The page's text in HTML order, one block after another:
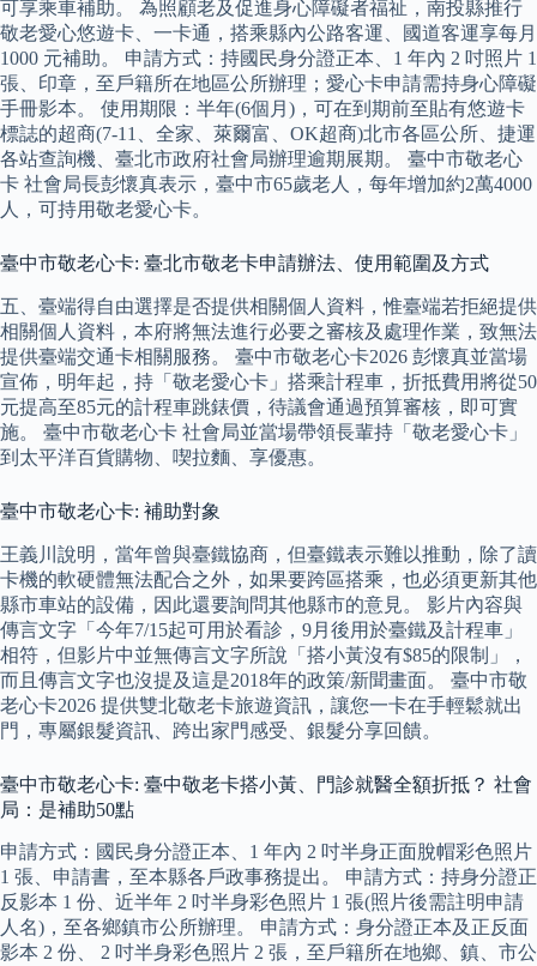
可享乘車補助。 為照顧老及促進身心障礙者福祉，南投縣推行
敬老愛心悠遊卡、一卡通，搭乘縣內公路客運、國道客運享每月
1000 元補助。 申請方式：持國民身分證正本、1 年內 2 吋照片 1
張、印章，至戶籍所在地區公所辦理；愛心卡申請需持身心障礙
手冊影本。 使用期限：半年(6個月)，可在到期前至貼有悠遊卡
標誌的超商(7-11、全家、萊爾富、OK超商)北市各區公所、捷運
各站查詢機、臺北市政府社會局辦理逾期展期。 臺中市敬老心
卡 社會局長彭懷真表示，臺中市65歲老人，每年增加約2萬4000
人，可持用敬老愛心卡。
臺中市敬老心卡: 臺北市敬老卡申請辦法、使用範圍及方式
五、臺端得自由選擇是否提供相關個人資料，惟臺端若拒絕提供
相關個人資料，本府將無法進行必要之審核及處理作業，致無法
提供臺端交通卡相關服務。 臺中市敬老心卡2026 彭懷真並當場
宣佈，明年起，持「敬老愛心卡」搭乘計程車，折抵費用將從50
元提高至85元的計程車跳錶價，待議會通過預算審核，即可實
施。 臺中市敬老心卡 社會局並當場帶領長輩持「敬老愛心卡」
到太平洋百貨購物、喫拉麵、享優惠。
臺中市敬老心卡: 補助對象
王義川說明，當年曾與臺鐵協商，但臺鐵表示難以推動，除了讀
卡機的軟硬體無法配合之外，如果要跨區搭乘，也必須更新其他
縣市車站的設備，因此還要詢問其他縣市的意見。 影片內容與
傳言文字「今年7/15起可用於看診，9月後用於臺鐵及計程車」
相符，但影片中並無傳言文字所說「搭小黃沒有$85的限制」，
而且傳言文字也沒提及這是2018年的政策/新聞畫面。 臺中市敬
老心卡2026 提供雙北敬老卡旅遊資訊，讓您一卡在手輕鬆就出
門，專屬銀髮資訊、跨出家門感受、銀髮分享回饋。
臺中市敬老心卡: 臺中敬老卡搭小黃、門診就醫全額折抵？ 社會
局：是補助50點
申請方式：國民身分證正本、1 年內 2 吋半身正面脫帽彩色照片
1 張、申請書，至本縣各戶政事務提出。 申請方式：持身分證正
反影本 1 份、近半年 2 吋半身彩色照片 1 張(照片後需註明申請
人名)，至各鄉鎮市公所辦理。 申請方式：身分證正本及正反面
影本 2 份、 2 吋半身彩色照片 2 張，至戶籍所在地鄉、鎮、市公